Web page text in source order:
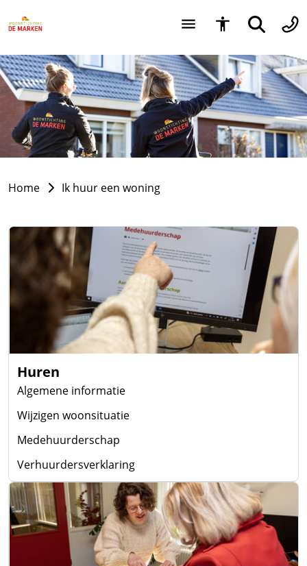
Home Ik huur een woning
Huren
Algemene informatie
Wijzigen woonsituatie
Medehuurderschap
Verhuurdersverklaring